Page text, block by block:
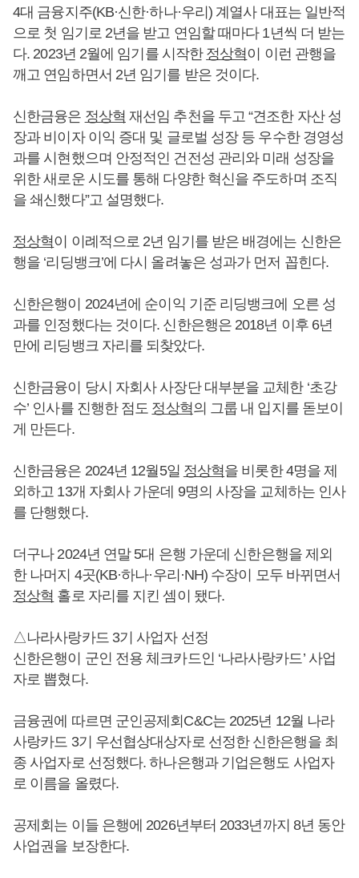
4대 금융지주(KB·신한·하나·우리) 계열사 대표는 일반적
으로 첫 임기로 2년을 받고 연임할 때마다 1년씩 더 받는
다. 2023년 2월에 임기를 시작한 정상혁이 이런 관행을
깨고 연임하면서 2년 임기를 받은 것이다.
신한금융은 정상혁 재선임 추천을 두고 “견조한 자산 성
장과 비이자 이익 증대 및 글로벌 성장 등 우수한 경영성
과를 시현했으며 안정적인 건전성 관리와 미래 성장을
위한 새로운 시도를 통해 다양한 혁신을 주도하며 조직
을 쇄신했다”고 설명했다.
정상혁이 이례적으로 2년 임기를 받은 배경에는 신한은
행을 ‘리딩뱅크’에 다시 올려놓은 성과가 먼저 꼽힌다.
신한은행이 2024년에 순이익 기준 리딩뱅크에 오른 성
과를 인정했다는 것이다. 신한은행은 2018년 이후 6년
만에 리딩뱅크 자리를 되찾았다.
신한금융이 당시 자회사 사장단 대부분을 교체한 ‘초강
수’ 인사를 진행한 점도 정상혁의 그룹 내 입지를 돋보이
게 만든다.
신한금융은 2024년 12월5일 정상혁을 비롯한 4명을 제
외하고 13개 자회사 가운데 9명의 사장을 교체하는 인사
를 단행했다.
더구나 2024년 연말 5대 은행 가운데 신한은행을 제외
한 나머지 4곳(KB·하나·우리·NH) 수장이 모두 바뀌면서
정상혁 홀로 자리를 지킨 셈이 됐다.
△나라사랑카드 3기 사업자 선정
신한은행이 군인 전용 체크카드인 ‘나라사랑카드’ 사업
자로 뽑혔다.
금융권에 따르면 군인공제회C&C는 2025년 12월 나라
사랑카드 3기 우선협상대상자로 선정한 신한은행을 최
종 사업자로 선정했다. 하나은행과 기업은행도 사업자
로 이름을 올렸다.
공제회는 이들 은행에 2026년부터 2033년까지 8년 동안
사업권을 보장한다.